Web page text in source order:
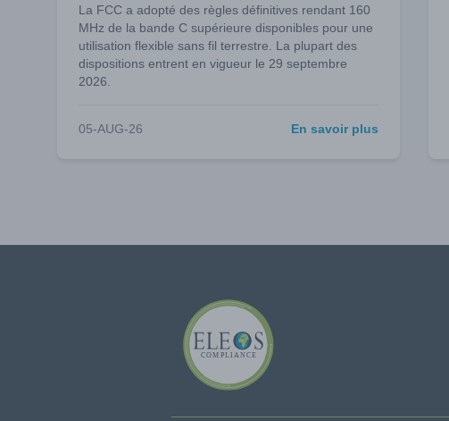
La FCC a adopté des règles définitives rendant 160
MHz de la bande C supérieure disponibles pour une
utilisation flexible sans fil terrestre. La plupart des
dispositions entrent en vigueur le 29 septembre
2026.
05-AUG-26 En savoir plus